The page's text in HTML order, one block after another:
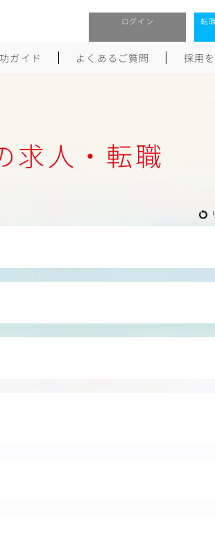
ログイン 転
ガイド
広告会社への転職
ン･Iターン転職
よくあるご質問 採用
求人・転職